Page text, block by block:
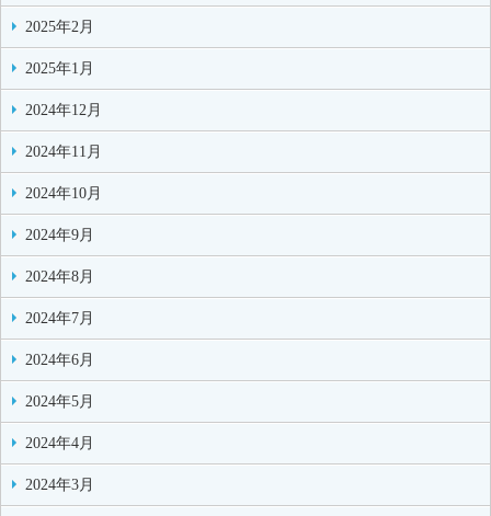
2025年2月
2025年1月
2024年12月
2024年11月
2024年10月
2024年9月
2024年8月
2024年7月
2024年6月
2024年5月
2024年4月
2024年3月